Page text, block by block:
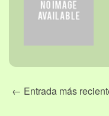
← Entrada más